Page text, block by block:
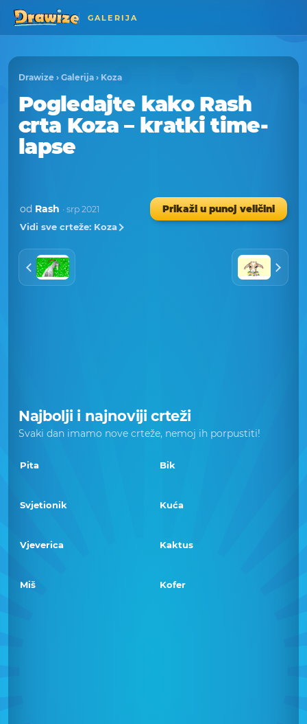
GALERIJA
Drawize › Galerija › Koza
Pogledajte kako Rash
crta Koza – kratki time-
lapse
od Rash · srp 2021
Prikaži u punoj veličini
Vidi sve crteže: Koza
Najbolji i najnoviji crteži
Svaki dan imamo nove crteže, nemoj ih porpustiti!
Pita Bik
Svjetionik Kuća
Vjeverica Kaktus
Miš Kofer